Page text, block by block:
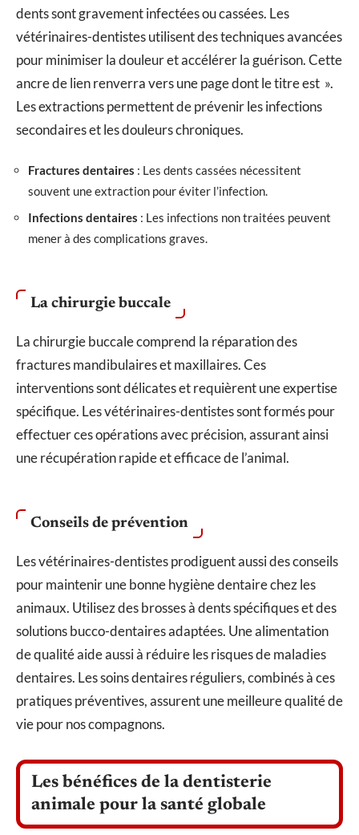
dents sont gravement infectées ou cassées. Les
vétérinaires-dentistes utilisent des techniques avancées
pour minimiser la douleur et accélérer la guérison. Cette
ancre de lien renverra vers une page dont le titre est ».
Les extractions permettent de prévenir les infections
secondaires et les douleurs chroniques.
Fractures dentaires : Les dents cassées nécessitent
souvent une extraction pour éviter l’infection.
Infections dentaires : Les infections non traitées peuvent
mener à des complications graves.
La chirurgie buccale
La chirurgie buccale comprend la réparation des
fractures mandibulaires et maxillaires. Ces
interventions sont délicates et requièrent une expertise
spécifique. Les vétérinaires-dentistes sont formés pour
effectuer ces opérations avec précision, assurant ainsi
une récupération rapide et efficace de l’animal.
Conseils de prévention
Les vétérinaires-dentistes prodiguent aussi des conseils
pour maintenir une bonne hygiène dentaire chez les
animaux. Utilisez des brosses à dents spécifiques et des
solutions bucco-dentaires adaptées. Une alimentation
de qualité aide aussi à réduire les risques de maladies
dentaires. Les soins dentaires réguliers, combinés à ces
pratiques préventives, assurent une meilleure qualité de
vie pour nos compagnons.
Les bénéfices de la dentisterie
animale pour la santé globale